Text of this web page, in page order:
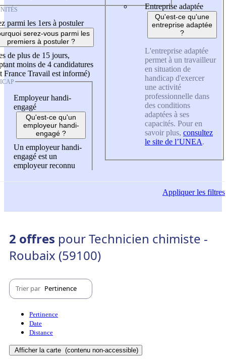
parmi les 1ers à postuler
serez-vous parmi les
premiers à postuler ?
de plus de 15 jours,
moins de 4 candidatures
France Travail est informé)
Employeur handi-
engagé
Qu'est-ce qu'un
employeur handi-
engagé ?
Un employeur handi-
engagé est un
employeur reconnu
Entreprise adaptée
Qu'est-ce qu'une
entreprise adaptée
?
L'entreprise adaptée
permet à un travailleur
en situation de
handicap d'exercer
une activité
professionnelle dans
des conditions
adaptées à ses
capacités. Pour en
savoir plus, consultez
le site de l’UNEA.
Appliquerles filtres
2 offres pour Technicien chimiste -
Roubaix (59100)
Trier par Pertinence
Pertinence
Date
Distance
Afficher la carte (contenu non-accessible)